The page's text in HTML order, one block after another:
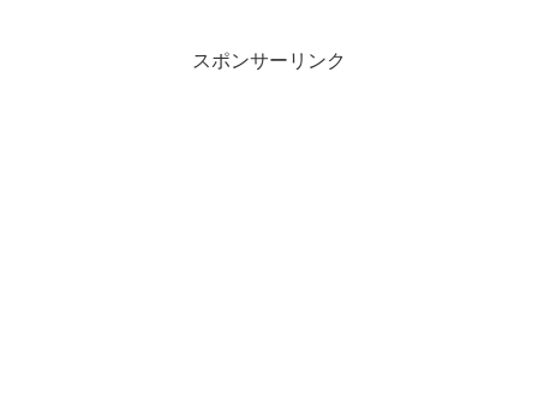
スポンサーリンク